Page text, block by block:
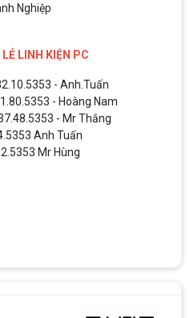
Nghiệp
LINH KIỆN PC
- Anh.Tuấn
- Hoàng Nam
- Mr Thắng
Anh Tuấn
Mr Hùng